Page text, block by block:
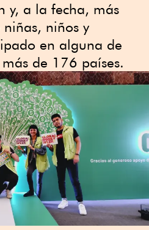
y, a la fecha, más
niños y
en alguna de
de 176 países.